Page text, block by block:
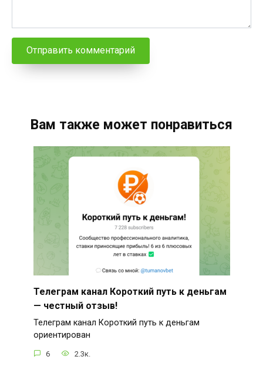
Вам также может понравиться
Телеграм канал Короткий путь к деньгам
— честный отзыв!
Телеграм канал Короткий путь к деньгам
ориентирован
6 2.3к.